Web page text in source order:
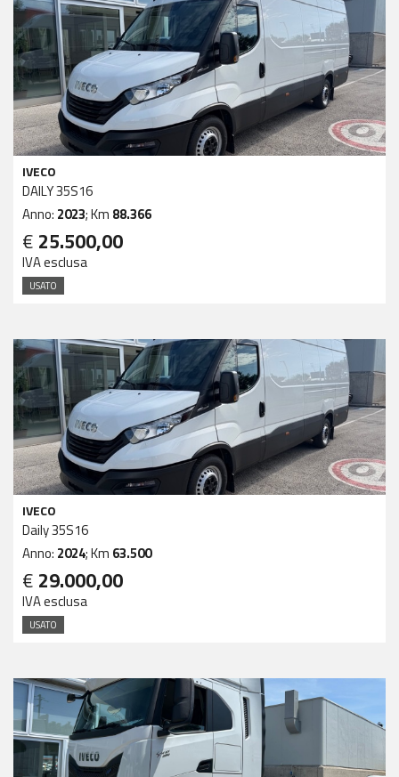
IVECO
DAILY 35S16
Anno: 2023; Km 88.366
€ 25.500,00
IVA esclusa
USATO
IVECO
Daily 35S16
Anno: 2024; Km 63.500
€ 29.000,00
IVA esclusa
USATO